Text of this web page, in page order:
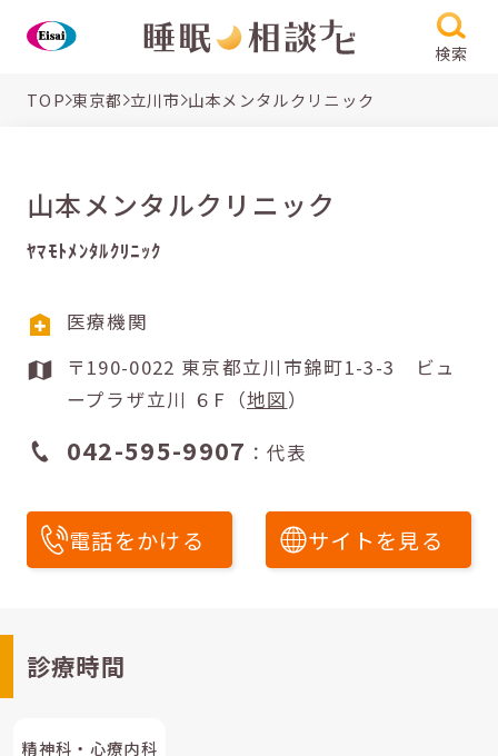
検索
TOP 東京都 立川市 山本メンタルクリニック
山本メンタルクリニック
ﾔﾏﾓﾄﾒﾝﾀﾙｸﾘﾆｯｸ
医療機関
〒190-0022 東京都立川市錦町1-3-3 ビュ
ープラザ立川 ６F（地図）
042-595-9907 ：代表
電話をかける サイトを見る
診療時間
精神科・心療内科